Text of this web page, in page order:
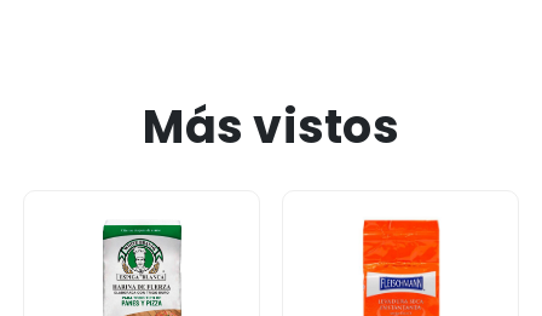
Más vistos